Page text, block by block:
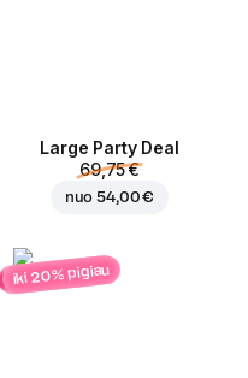
Large Party Deal
69,75 €
nuo54,00 €
iki 20% pigiau